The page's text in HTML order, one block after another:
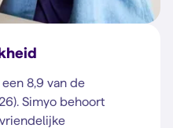
8,9 van de
Simyo behoort